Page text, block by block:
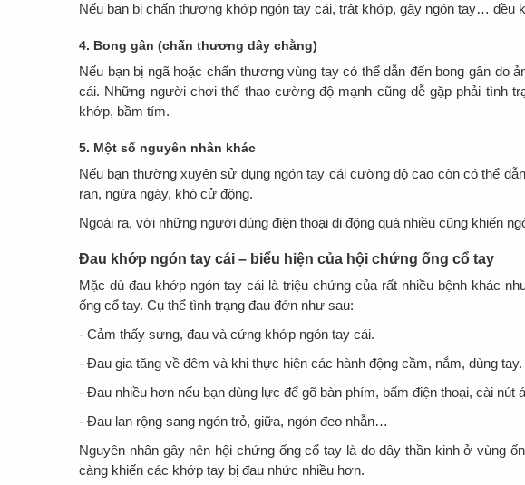
Nếu bạn bị chấn thương khớp ngón tay cái, trật khớp, gãy ngón tay… đều
4. Bong gân (chấn thương dây chằng)
Nếu bạn bị ngã hoặc chấn thương vùng tay có thể dẫn đến bong gân do
cái. Những người chơi thể thao cường độ mạnh cũng dễ gặp phải tình
khớp, bầm tím.
5. Một số nguyên nhân khác
Nếu bạn thường xuyên sử dụng ngón tay cái cường độ cao còn có thể
ran, ngứa ngáy, khó cử động.
Ngoài ra, với những người dùng điện thoại di động quá nhiều cũng khiến
Đau khớp ngón tay cái – biểu hiện của hội chứng ống cổ tay
Mặc dù đau khớp ngón tay cái là triệu chứng của rất nhiều bệnh khác
ống cổ tay. Cụ thể tình trạng đau đớn như sau:
- Cảm thấy sưng, đau và cứng khớp ngón tay cái.
- Đau gia tăng về đêm và khi thực hiện các hành động cầm, nắm, dùng tay.
- Đau nhiều hơn nếu bạn dùng lực để gõ bàn phím, bấm điện thoại, cài nút
- Đau lan rộng sang ngón trỏ, giữa, ngón đeo nhẫn…
Nguyên nhân gây nên hội chứng ống cổ tay là do dây thần kinh ở vùng
càng khiến các khớp tay bị đau nhức nhiều hơn.